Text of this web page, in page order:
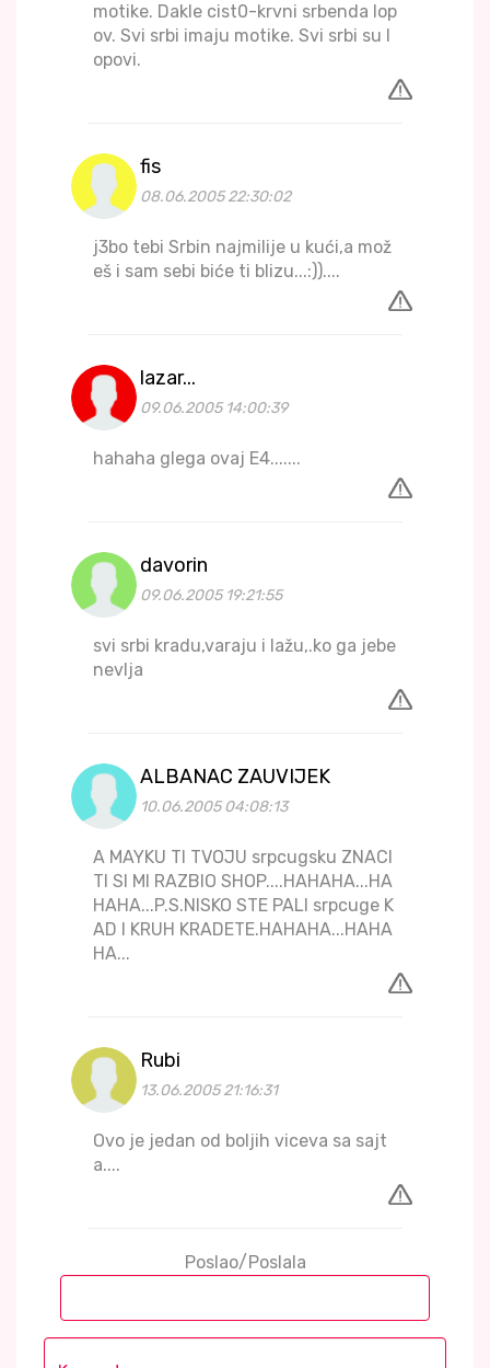
motike. Dakle cist0-krvni srbenda lop
ov. Svi srbi imaju motike. Svi srbi su l
opovi.
fis
08.06.2005 22:30:02
j3bo tebi Srbin najmilije u kući,a mož
eš i sam sebi biće ti blizu...:))....
lazar...
09.06.2005 14:00:39
hahaha glega ovaj E4.......
davorin
09.06.2005 19:21:55
svi srbi kradu,varaju i lažu,.ko ga jebe
nevlja
ALBANAC ZAUVIJEK
10.06.2005 04:08:13
A MAYKU TI TVOJU srpcugsku ZNACI
TI SI MI RAZBIO SHOP....HAHAHA...HA
HAHA...P.S.NISKO STE PALI srpcuge K
AD I KRUH KRADETE.HAHAHA...HAHA
HA...
Rubi
13.06.2005 21:16:31
Ovo je jedan od boljih viceva sa sajt
a....
Poslao/Poslala